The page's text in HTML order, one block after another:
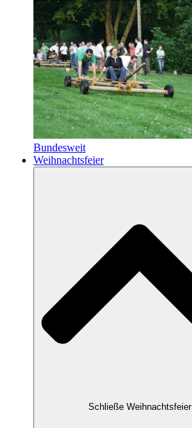
Bundesweit
Weihnachtsfeier
Schließe Weihnachtsfeier